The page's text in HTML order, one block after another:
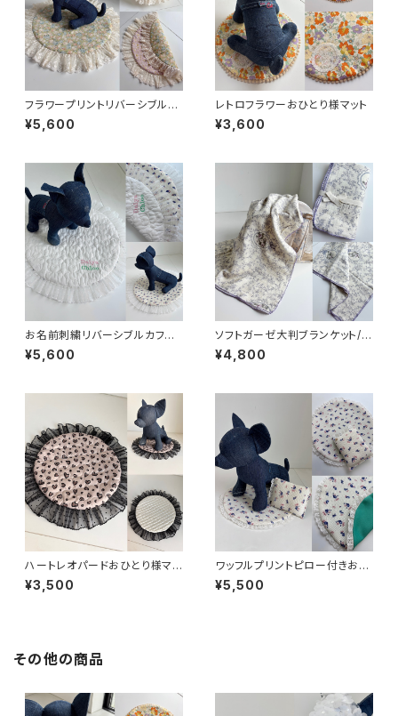
フラワープリントリバーシブルカ
フェマット
¥5,600
レトロフラワーおひとり様マット
¥3,600
お名前刺繍リバーシブルカフェ
マット
¥5,600
ソフトガーゼ大判ブランケット/フ
ラワー
¥4,800
ハートレオパードおひとり様マッ
ト
¥3,500
ワッフルプリントピロー付きおひ
とり様マット
¥5,500
その他の商品